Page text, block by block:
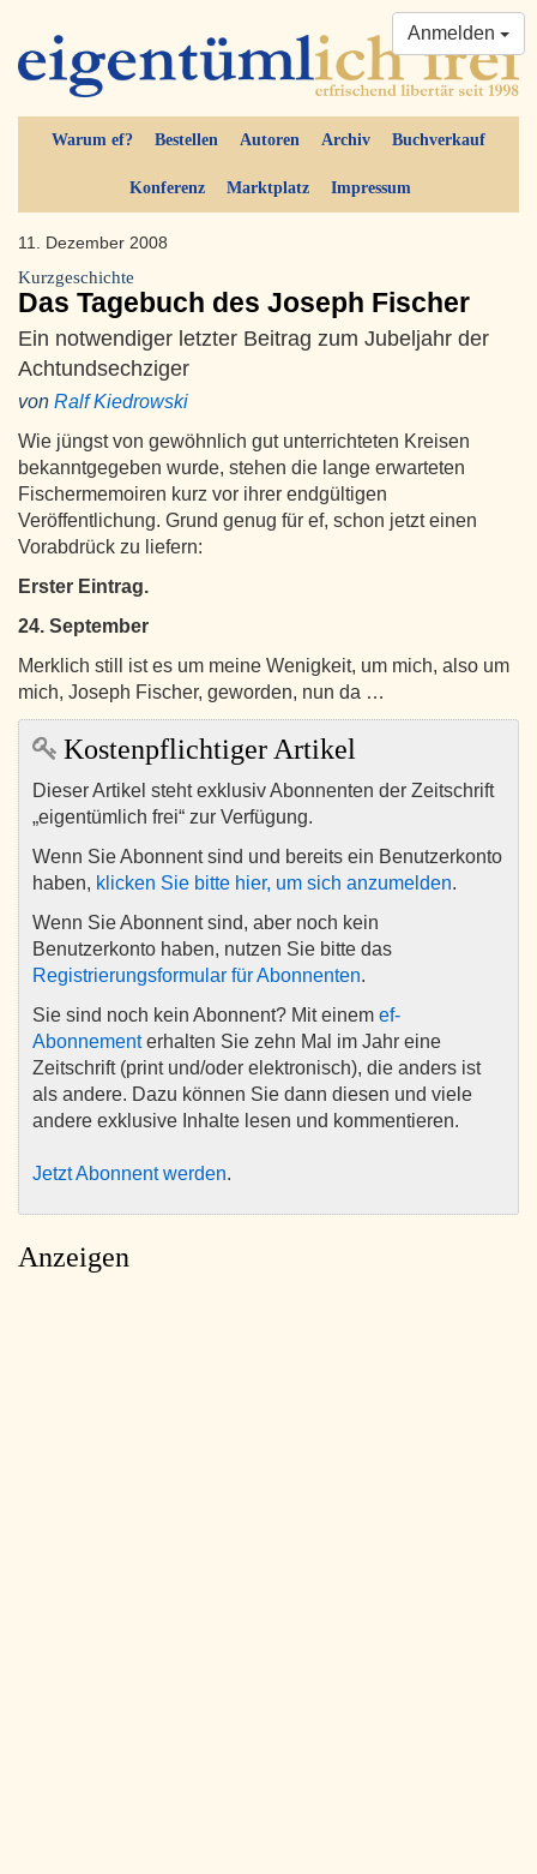
Warum ef? Bestellen Autoren Archiv Buchverkauf
Konferenz Marktplatz Impressum
Anmelden
11. Dezember 2008
Kurzgeschichte
Das Tagebuch des Joseph Fischer
Ein notwendiger letzter Beitrag zum Jubeljahr der
Achtundsechziger
von Ralf Kiedrowski
Wie jüngst von gewöhnlich gut unterrichteten Kreisen
bekanntgegeben wurde, stehen die lange erwarteten
Fischermemoiren kurz vor ihrer endgültigen
Veröffentlichung. Grund genug für ef, schon jetzt einen
Vorabdrück zu liefern:
Erster Eintrag.
24. September
Merklich still ist es um meine Wenigkeit, um mich, also um
mich, Joseph Fischer, geworden, nun da …
Kostenpflichtiger Artikel
Dieser Artikel steht exklusiv Abonnenten der Zeitschrift
„eigentümlich frei“ zur Verfügung.
Wenn Sie Abonnent sind und bereits ein Benutzerkonto
haben, klicken Sie bitte hier, um sich anzumelden.
Wenn Sie Abonnent sind, aber noch kein
Benutzerkonto haben, nutzen Sie bitte das
Registrierungsformular für Abonnenten.
Sie sind noch kein Abonnent? Mit einem ef-
Abonnementerhalten Sie zehn Mal im Jahr eine
Zeitschrift (print und/oder elektronisch), die anders ist
als andere. Dazu können Sie dann diesen und viele
andere exklusive Inhalte lesen und kommentieren.
Jetzt Abonnent werden.
Anzeigen